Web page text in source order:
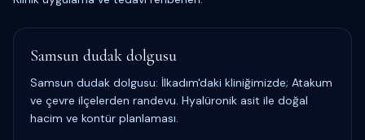
Samsun dudak dolgusu
Samsun dudak dolgusu: İlkadım'daki kliniğimizde; Atakum
ve çevre ilçelerden randevu. Hyalüronik asit ile doğal
hacim ve kontür planlaması.